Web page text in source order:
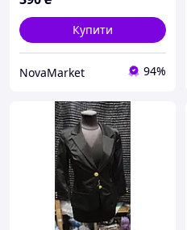
Купити
NovaMarket 94%